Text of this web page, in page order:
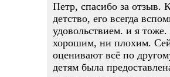
Петр, спасибо за отзыв.
детство, его всегда
удовольствием. и я
хорошим, ни плохим.
оценивают всё по
детям была